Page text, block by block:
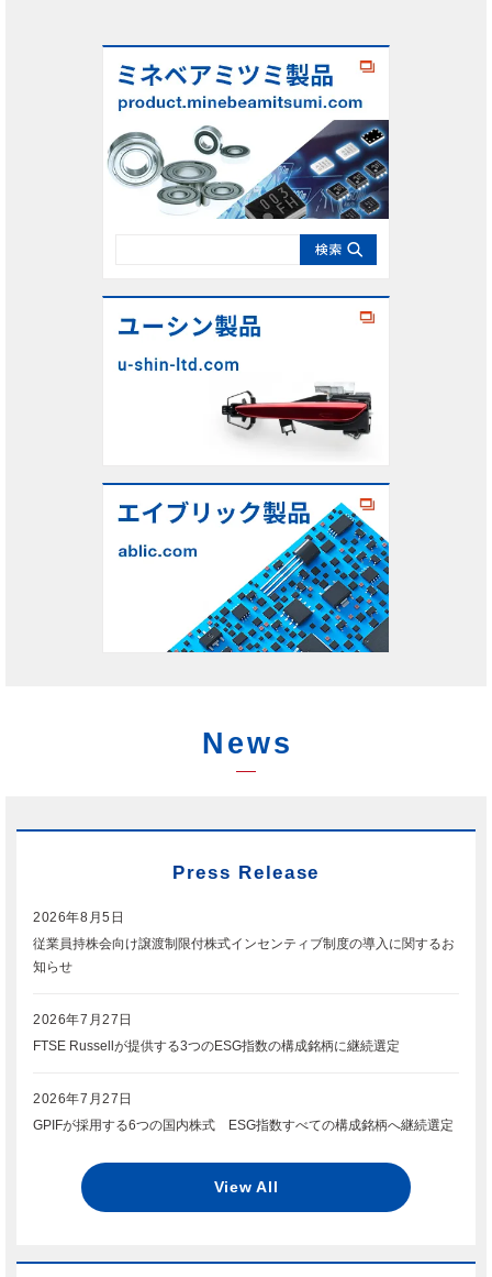
News
Press Release
2026年8月5日
従業員持株会向け譲渡制限付株式インセンティブ制度の導入に関するお
知らせ
2026年7月27日
FTSE Russellが提供する3つのESG指数の構成銘柄に継続選定
2026年7月27日
GPIFが採用する6つの国内株式 ESG指数すべての構成銘柄へ継続選定
View All